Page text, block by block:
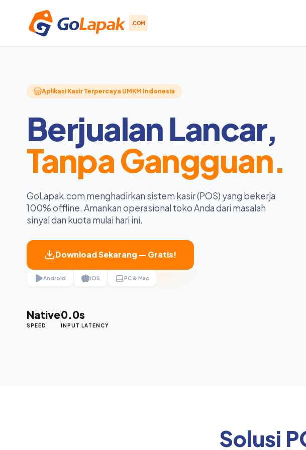
.COM
Aplikasi Kasir Terpercaya UMKM Indonesia
Berjualan Lancar,
Tanpa Gangguan.
GoLapak.com menghadirkan sistem kasir (POS) yang bekerja
100% offline. Amankan operasional toko Anda dari masalah
sinyal dan kuota mulai hari ini.
Download Sekarang — Gratis!
Android iOS PC & Mac
Native
SPEED
0.0s
INPUT LATENCY
Solusi